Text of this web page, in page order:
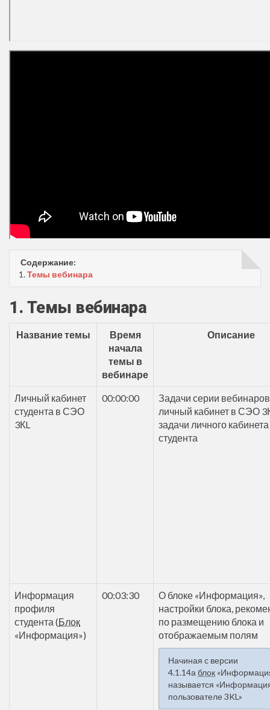
Содержание:
1.Темы вебинара
1. Темы вебинара
Название темы
Время
начала
темы в
вебинаре
Описание
Личный кабинет
студента в СЭО
3КL
00:00:00
Задачи серии
личный кабинет в СЭО
задачи личного кабинета
студента
Информация
профиля
студента (Блок
«Информация»)
00:03:30
О блоке «Информация»,
настройки блока,
по размещению блока и
отображаемым полям
Начиная с версии
4.1.14аблок
называется
пользователе 3KL»